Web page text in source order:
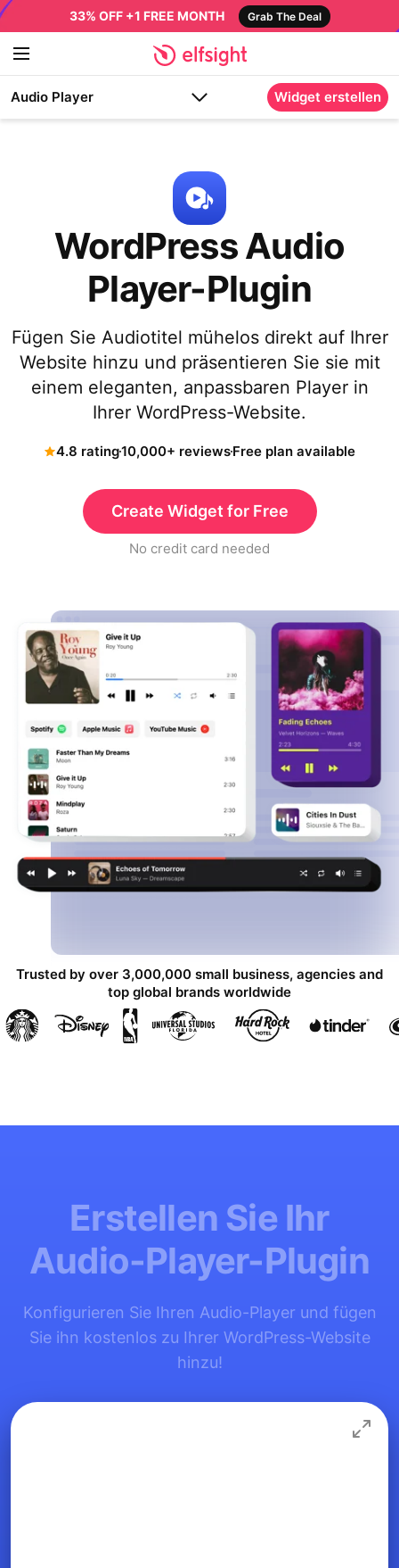
33% OFF +1 FREE MONTH Grab The Deal
Audio Player Widget erstellen
WordPress Audio
Player-Plugin
Fügen Sie Audiotitel mühelos direkt auf Ihrer
Website hinzu und präsentieren Sie sie mit
einem eleganten, anpassbaren Player in
Ihrer WordPress-Website.
4.8 rating10,000+ reviewsFree plan available
Create Widget for Free
No credit card needed
Trusted by over 3,000,000 small business, agencies and
top global brands worldwide
Erstellen Sie Ihr
Audio-Player-Plugin
Konfigurieren Sie Ihren Audio-Player und fügen
Sie ihn kostenlos zu Ihrer WordPress-Website
hinzu!